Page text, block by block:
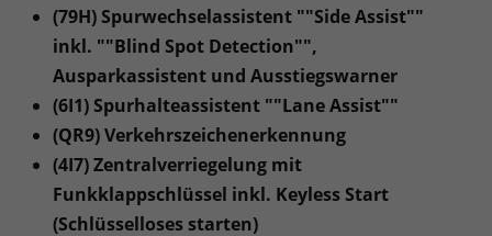
(79H) Spurwechselassistent ""Side Assist""
inkl. ""Blind Spot Detection"",
Ausparkassistent und Ausstiegswarner
(6I1) Spurhalteassistent ""Lane Assist""
(QR9) Verkehrszeichenerkennung
(4I7) Zentralverriegelung mit
Funkklappschlüssel inkl. Keyless Start
(Schlüsselloses starten)